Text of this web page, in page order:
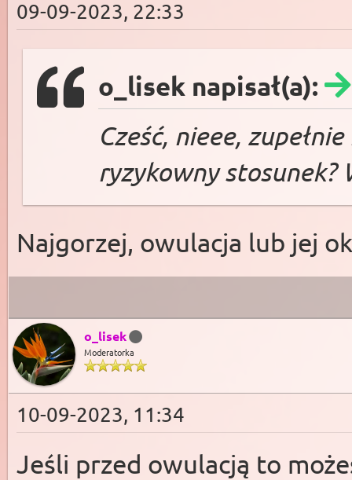
09-09-2023, 22:33
o_lisek napisał(a):
Cześć, nieee,
ryzykowny stosunek?
Najgorzej, owulacja lub jej
o_lisek
Moderatorka
10-09-2023, 11:34
Jeśli przed owulacją to